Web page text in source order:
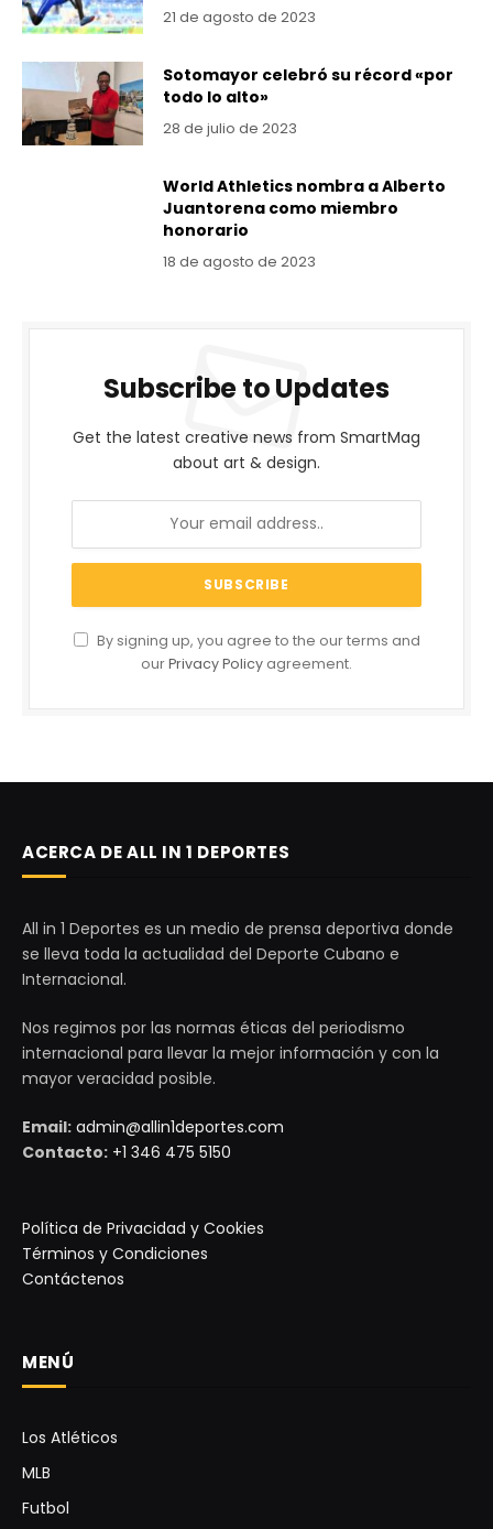
21 de agosto de 2023
Sotomayor celebró su récord «por
todo lo alto»
28 de julio de 2023
World Athletics nombra a Alberto
Juantorena como miembro
honorario
18 de agosto de 2023
Subscribe to Updates
Get the latest creative news from SmartMag
about art & design.
By signing up, you agree to the our terms and
ourPrivacy Policy agreement.
ACERCA DE ALL IN 1 DEPORTES
All in 1 Deportes es un medio de prensa deportiva donde
se lleva toda la actualidad del Deporte Cubano e
Internacional.
Nos regimos por las normas éticas del periodismo
internacional para llevar la mejor información y con la
mayor veracidad posible.
Email: admin@allin1deportes.com
Contacto: +1 346 475 5150
Política de Privacidad y Cookies
Términos y Condiciones
Contáctenos
MENÚ
Los Atléticos
MLB
Futbol